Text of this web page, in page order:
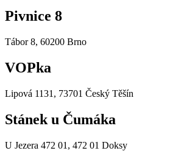
Pivnice 8
Tábor 8, 60200 Brno
VOPka
Lipová 1131, 73701 Český Těšín
Stánek u Čumáka
U Jezera 472 01, 472 01 Doksy